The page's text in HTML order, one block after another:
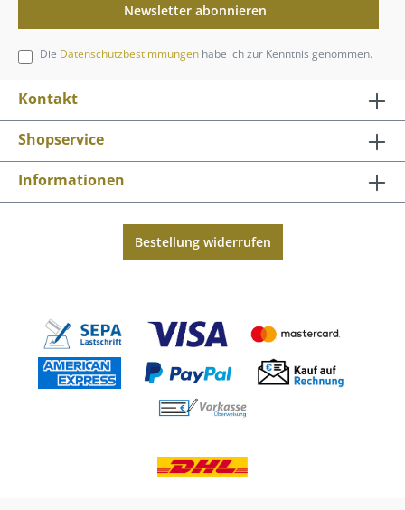
Newsletter abonnieren
Die Datenschutzbestimmungen habe ich zur Kenntnis genommen.
Kontakt
Shopservice
Informationen
Bestellung widerrufen